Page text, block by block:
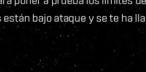
bajo ataque y se te ha